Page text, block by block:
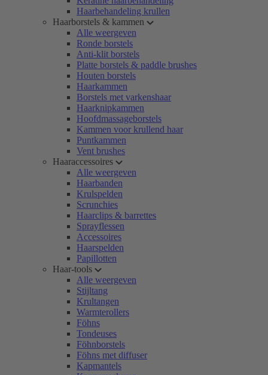
Haarbehandeling krullen
Haarborstels & kammen
Alle weergeven
Ronde borstels
Anti-klit borstels
Platte borstels & paddle brushes
Houten borstels
Haarkammen
Borstels met varkenshaar
Haarknipkammen
Hoofdmassageborstels
Kammen voor krullend haar
Puntkammen
Vent brushes
Haaraccessoires
Alle weergeven
Haarbanden
Krulspelden
Scrunchies
Haarclips & barrettes
Sprayflessen
Accessoires
Haarspelden
Papillotten
Haar-tools
Alle weergeven
Stijltang
Krultangen
Warmterollers
Föhns
Tondeuses
Föhnborstels
Föhns met diffuser
Kapmantels